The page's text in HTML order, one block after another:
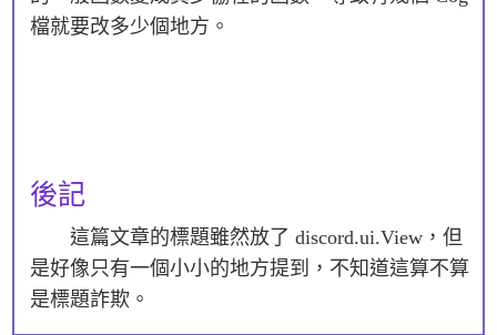
檔就要改多少個地方。
後記
這篇文章的標題雖然放了 discord.ui.View，但
是好像只有一個小小的地方提到，不知道這算不算
是標題詐欺。